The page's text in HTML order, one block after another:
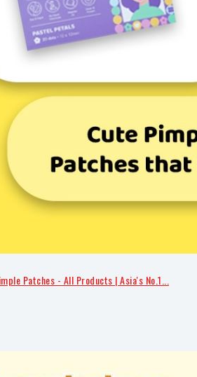
Patches - All Products | Asia's No.1...